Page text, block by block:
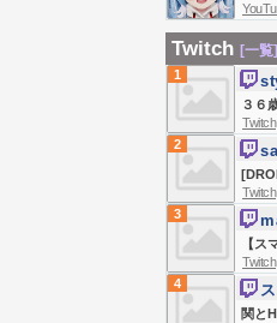
CP
to d3
Twitch [一覧]
1
３６
クス
Twitch
2
ーズ
Twitch
3
【ス
王に
Twitch
4
関と